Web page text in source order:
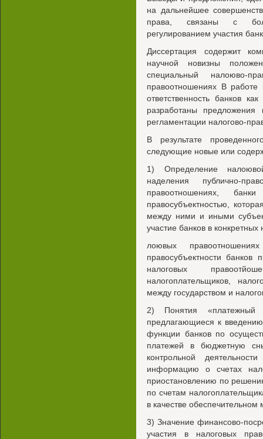
на дальнейшее
права, связаны с
регулированием участия
Диссертация содержит
научной новизны
специальный налоюво-
правоотношениях В работе
ответственность банков
разработаны предложения
регламентации налогово-
В результате
следующие новые или
1) Определение
наделения публично-
правоотношениях,
правосубъектностью,
между ними и иными
участие банков в конкретных
лоювых
правосубъектности
налоговых
налогоплательщиков,
между государством и
2) Понятия «платежный
предлагающиеся к
функции банков по
платежей в бюджетную
контрольной
информацию о счетах
приостановлению по
по счетам
в качестве обеспечительном
3) Значение финансово-
участия в налоговых